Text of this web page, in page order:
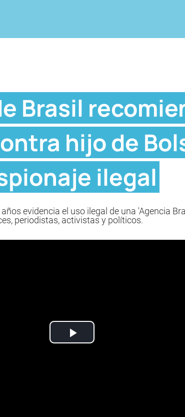
Brasil
hijo de
ilegal
evidencia el uso ilegal de una 'Agencia
periodistas, activistas y políticos.
Play